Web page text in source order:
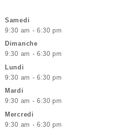
Samedi
9:30 am - 6:30 pm
Dimanche
9:30 am - 6:30 pm
Lundi
9:30 am - 6:30 pm
Mardi
9:30 am - 6:30 pm
Mercredi
9:30 am - 6:30 pm